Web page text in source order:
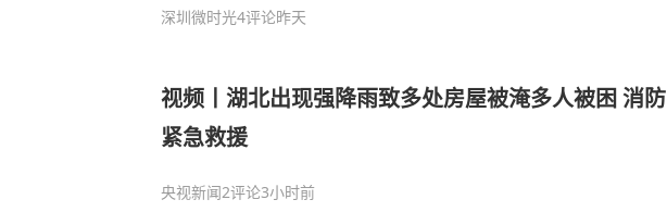
深圳微时光4评论昨天
视频丨湖北出现强降雨致多处房屋被淹多人被困 消防
紧急救援
央视新闻2评论3小时前